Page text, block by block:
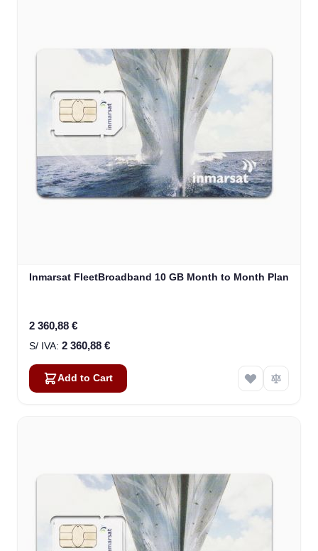
Inmarsat FleetBroadband 10 GB Month to Month Plan
2 360,88 €
2 360,88 €
Add to Cart